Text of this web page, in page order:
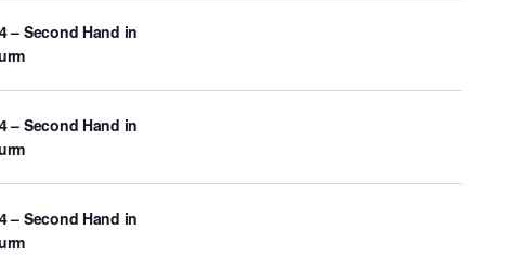
– Second Hand in
– Second Hand in
– Second Hand in